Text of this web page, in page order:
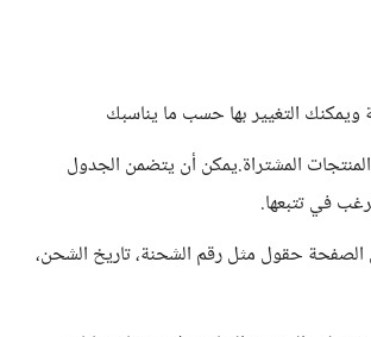
ويمكنك التغيير بها حسب ما يناسبك
المشتراة.يمكن أن يتضمن الجدول
في تتبعها.
حقول مثل رقم الشحنة، تاريخ الشحن،